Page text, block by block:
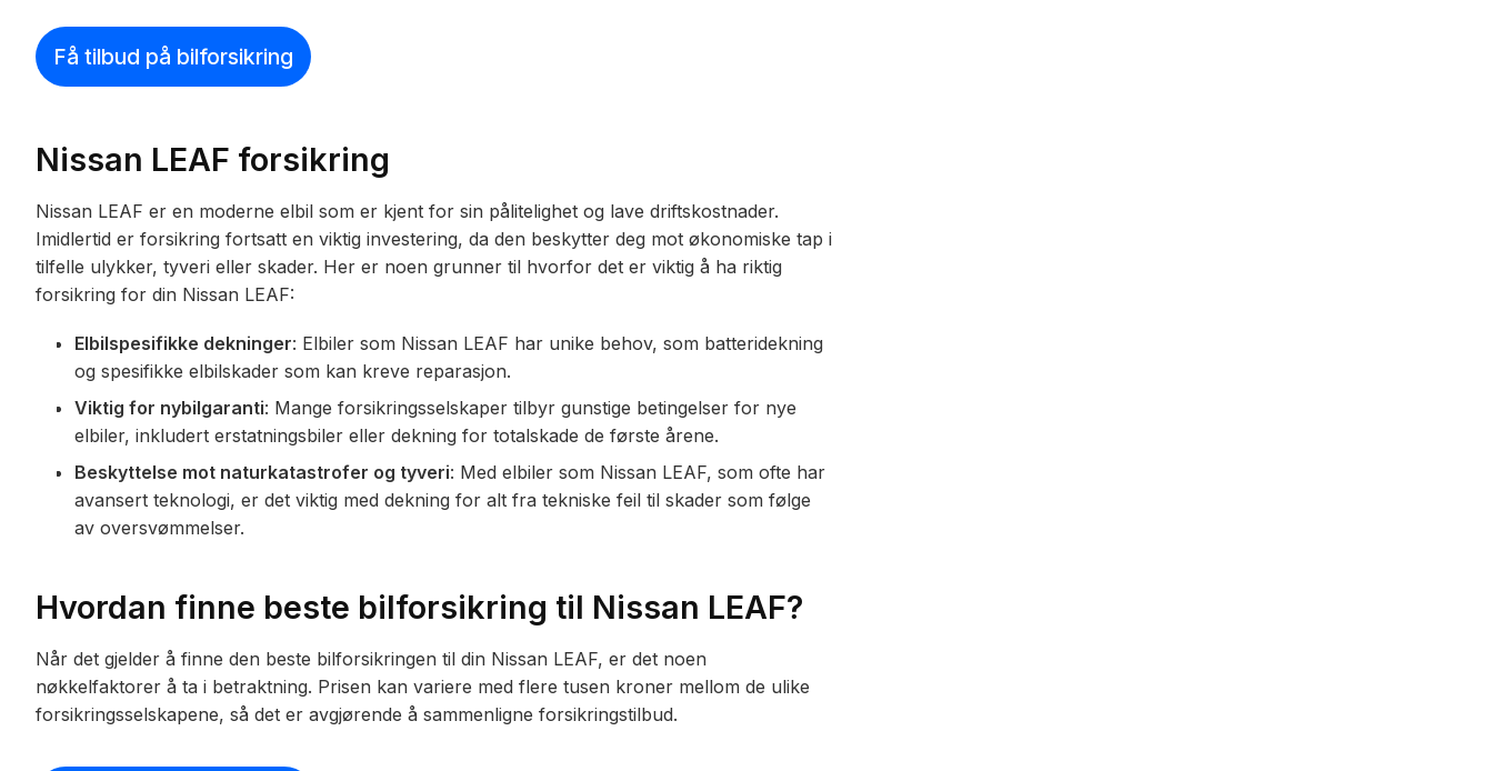
Få tilbud på bilforsikring
Nissan LEAF forsikring
Nissan LEAF er en moderne elbil som er kjent for sin pålitelighet og lave driftskostnader.
Imidlertid er forsikring fortsatt en viktig investering, da den beskytter deg mot økonomiske tap i
tilfelle ulykker, tyveri eller skader. Her er noen grunner til hvorfor det er viktig å ha riktig
forsikring for din Nissan LEAF:
Elbilspesifikke dekninger: Elbiler som Nissan LEAF har unike behov, som batteridekning
og spesifikke elbilskader som kan kreve reparasjon.
Viktig for nybilgaranti: Mange forsikringsselskaper tilbyr gunstige betingelser for nye
elbiler, inkludert erstatningsbiler eller dekning for totalskade de første årene.
Beskyttelse mot naturkatastrofer og tyveri: Med elbiler som Nissan LEAF, som ofte har
avansert teknologi, er det viktig med dekning for alt fra tekniske feil til skader som følge
av oversvømmelser.
Hvordan finne beste bilforsikring til Nissan LEAF?
Når det gjelder å finne den beste bilforsikringen til din Nissan LEAF, er det noen
nøkkelfaktorer å ta i betraktning. Prisen kan variere med flere tusen kroner mellom de ulike
forsikringsselskapene, så det er avgjørende å sammenligne forsikringstilbud.